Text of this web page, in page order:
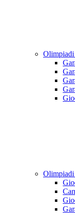
Olimpiadi